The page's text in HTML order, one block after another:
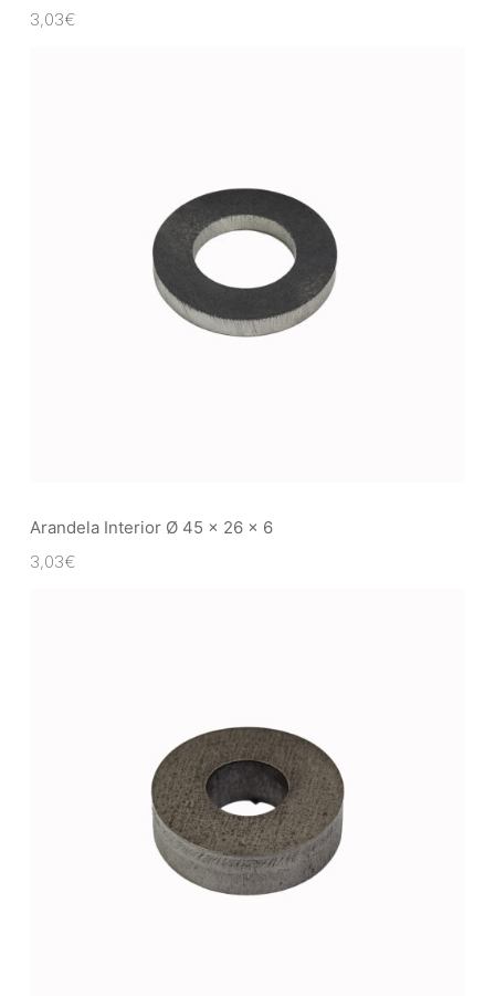
3,03€
Arandela Interior Ø 45 x 26 x 6
3,03€